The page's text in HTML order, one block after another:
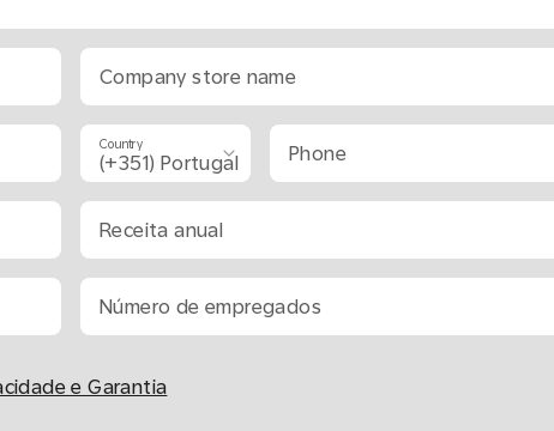
Company store name
Country Phone
Receita anual
Número de empregados
e Garantia